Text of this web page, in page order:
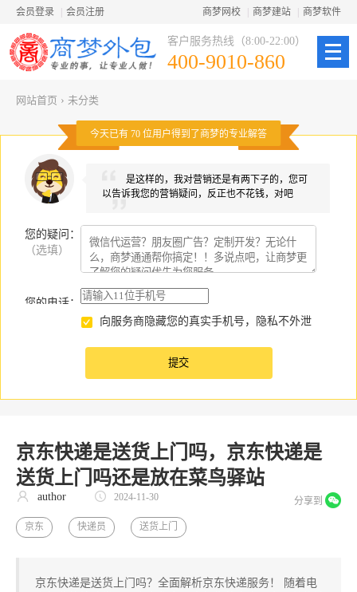
会员登录 会员注册 商梦网校 商梦建站 商梦软件
客户服务热线（8:00-22:00）
400-9010-860
网站首页 › 未分类
今天已有 70 位用户得到了商梦的专业解答
是这样的，我对营销还是有两下子的，您可
以告诉我您的营销疑问，反正也不花钱，对吧
您的疑问
（选填）
：
您的电话：
向服务商隐藏您的真实手机号，隐私不外泄
京东快递是送货上门吗，京东快递是
送货上门吗还是放在菜鸟驿站
分享到
author 2024-11-30
京东 快递员 送货上门
京东快递是送货上门吗？全面解析京东快递服务！ 随着电